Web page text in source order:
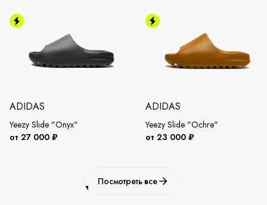
ADIDAS
Yeezy Slide "Onyx"
от 27 000 ₽
ADIDAS
Yeezy Slide "Ochre"
от 23 000 ₽
Посмотреть все